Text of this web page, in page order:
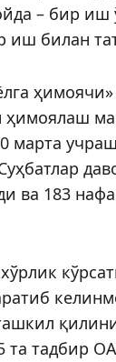
– бир иш
иш билан
ҳимоя­лаш
марта
ва 183
та тадбир